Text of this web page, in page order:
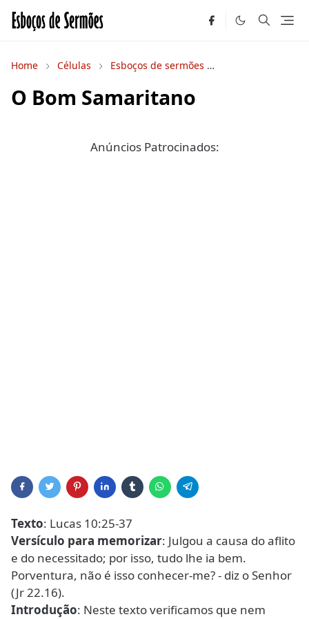
Home Células Esboços de sermões
O Bom Samaritano
Anúncios Patrocinados:
Texto: Lucas 10:25-37
Versículo para memorizar: Julgou a causa do aflito
e do necessitado; por isso, tudo lhe ia bem.
Porventura, não é isso conhecer-me? - diz o Senhor
(Jr 22.16).
Introdução: Neste texto verificamos que nem